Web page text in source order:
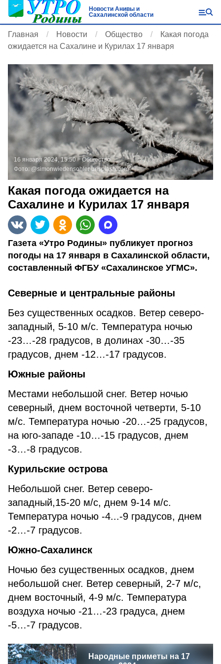
Новости Анивы и
Сахалинской области
Главная Новости Общество
Какая погода
ожидается на Сахалине и Курилах 17 января
16 января 2024, 15:50
Общество
Фото: @simonwiedensohler unsplash.com
Какая погода ожидается на
Сахалине и Курилах 17 января
Газета «Утро Родины» публикует прогноз
погоды на 17 января в Сахалинской области,
составленный ФГБУ «Сахалинское УГМС».
Северные и центральные районы
Без существенных осадков. Ветер северо-
западный, 5-10 м/с. Температура ночью
-23…-28 градусов, в долинах -30…-35
градусов, днем -12…-17 градусов.
Южные районы
Местами небольшой снег. Ветер ночью
северный, днем восточной четверти, 5-10
м/с. Температура ночью -20…-25 градусов,
на юго-западе -10…-15 градусов, днем
-3…-8 градусов.
Курильские острова
Небольшой снег. Ветер северо-
западный,15-20 м/с, днем 9-14 м/с.
Температура ночью -4...-9 градусов, днем
-2…-7 градусов.
Южно-Сахалинск
Ночью без существенных осадков, днем
небольшой снег. Ветер северный, 2-7 м/с,
днем восточный, 4-9 м/с. Температура
воздуха ночью -21…-23 градуса, днем
-5…-7 градусов.
Народные приметы на 17